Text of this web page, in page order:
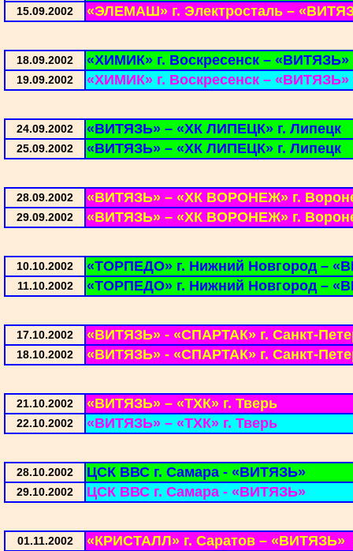
15.09.2002 «ЭЛЕМАШ» г. Электросталь –
18.09.2002 «ХИМИК» г. Воскресенск – «ВИТЯЗЬ»
19.09.2002 «ХИМИК» г. Воскресенск – «ВИТЯЗЬ»
24.09.2002 «ВИТЯЗЬ» – «ХК ЛИПЕЦК» г. Липецк
25.09.2002 «ВИТЯЗЬ» – «ХК ЛИПЕЦК» г. Липецк
28.09.2002 «ВИТЯЗЬ» – «ХК ВОРОНЕЖ» г.
29.09.2002 «ВИТЯЗЬ» – «ХК ВОРОНЕЖ» г.
10.10.2002 «ТОРПЕДО» г. Нижний Новгород –
11.10.2002 «ТОРПЕДО» г. Нижний Новгород –
17.10.2002 «ВИТЯЗЬ» - «СПАРТАК» г. Санкт-
18.10.2002 «ВИТЯЗЬ» - «СПАРТАК» г. Санкт-
21.10.2002 «ВИТЯЗЬ» – «ТХК» г. Тверь
22.10.2002 «ВИТЯЗЬ» – «ТХК» г. Тверь
28.10.2002 ЦСК ВВС г. Самара - «ВИТЯЗЬ»
29.10.2002 ЦСК ВВС г. Самара - «ВИТЯЗЬ»
01.11.2002 «КРИСТАЛЛ» г. Саратов – «ВИТЯЗЬ»